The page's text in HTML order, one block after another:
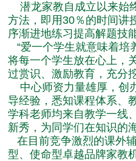
潜龙家教自成立以来始
方法，即用30％的时间讲
序渐进地练习提高解题技
“爱一个学生就意味着培
将每一个学生放在心上，
过赏识、激励教育，充分
中心师资力量雄厚，创
导经验，悉知课程体系、
学科老师均来自教学一线
新秀，为同学们在知识的
在目前竞争激烈的课外
型、使命型卓越品牌家教